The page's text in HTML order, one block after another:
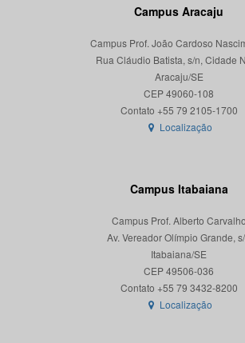
Campus Aracaju
Campus Prof. João Cardoso
Rua Cláudio Batista, s/n, Cidade
Aracaju/SE
CEP 49060-108
Localização
Campus Itabaiana
Campus Prof. Alberto Carvalho
Av. Vereador Olímpio Grande,
Itabaiana/SE
CEP 49506-036
Localização